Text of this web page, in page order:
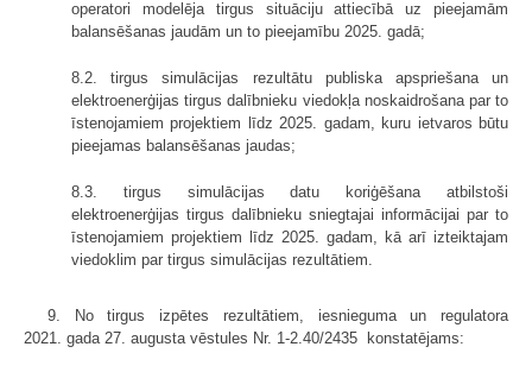
operatori modelēja tirgus situāciju attiecībā uz pieejamām
balansēšanas jaudām un to pieejamību 2025. gadā;
8.2. tirgus simulācijas rezultātu publiska apspriešana un
elektroenerģijas tirgus dalībnieku viedokļa noskaidrošana par to
īstenojamiem projektiem līdz 2025. gadam, kuru ietvaros būtu
pieejamas balansēšanas jaudas;
8.3. tirgus simulācijas datu koriģēšana atbilstoši
elektroenerģijas tirgus dalībnieku sniegtajai informācijai par to
īstenojamiem projektiem līdz 2025. gadam, kā arī izteiktajam
viedoklim par tirgus simulācijas rezultātiem.
9. No tirgus izpētes rezultātiem, iesnieguma un regulatora
2021. gada 27. augusta vēstules Nr. 1-2.40/2435 konstatējams: